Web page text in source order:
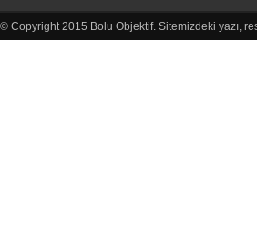
© Copyright 2015 Bolu Objektif. Sitemizdeki yazı,